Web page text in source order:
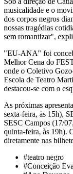
musicalidade e o
dos corpos negros
nossas tragédias
sem romantizar",
"EU-ANA" foi
Melhor Cena do
onde o Coletivo
Escola de Teatro
destacou-se com o
As próximas
sexta-feira, às 15h),
SESC Campos (17/
quinta-feira, às 19h).
diretamente nas
#teatro negro
#Conceição